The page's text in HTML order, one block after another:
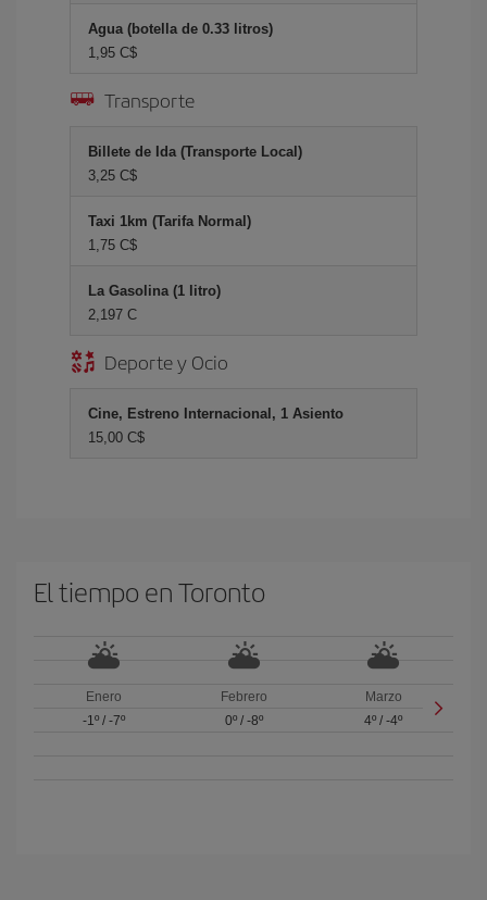
Agua (botella de 0.33 litros)
1,95 C$
Transporte
Billete de Ida (Transporte Local)
3,25 C$
Taxi 1km (Tarifa Normal)
1,75 C$
La Gasolina (1 litro)
2,197 C
Deporte y Ocio
Cine, Estreno Internacional, 1 Asiento
15,00 C$
El tiempo en Toronto
Enero
-1º/ -7º
Febrero
0º/ -8º
Marzo
4º /-4º